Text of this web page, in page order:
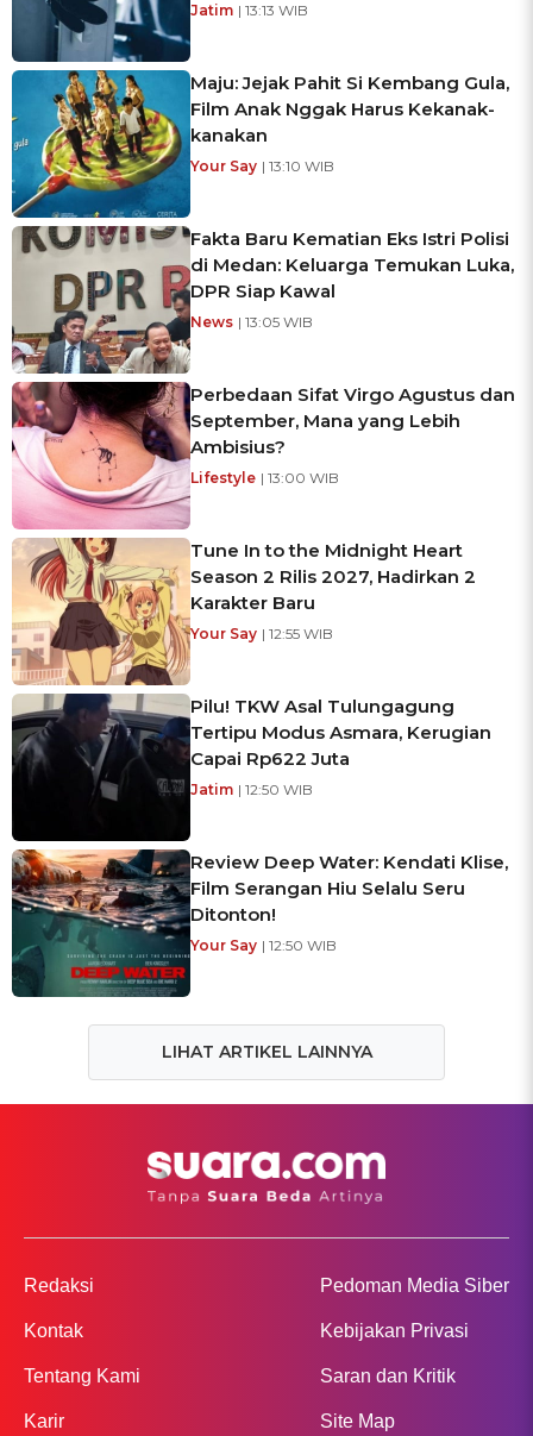
Jatim | 13:13 WIB
Maju: Jejak Pahit Si Kembang Gula,
Film Anak Nggak Harus Kekanak-
kanakan
Your Say | 13:10 WIB
Fakta Baru Kematian Eks Istri Polisi
di Medan: Keluarga Temukan Luka,
DPR Siap Kawal
News | 13:05 WIB
Perbedaan Sifat Virgo Agustus dan
September, Mana yang Lebih
Ambisius?
Lifestyle | 13:00 WIB
Tune In to the Midnight Heart
Season 2 Rilis 2027, Hadirkan 2
Karakter Baru
Your Say | 12:55 WIB
Pilu! TKW Asal Tulungagung
Tertipu Modus Asmara, Kerugian
Capai Rp622 Juta
Jatim | 12:50 WIB
Review Deep Water: Kendati Klise,
Film Serangan Hiu Selalu Seru
Ditonton!
Your Say | 12:50 WIB
LIHAT ARTIKEL LAINNYA
Redaksi
Kontak
Tentang Kami
Karir
Pedoman Media Siber
Kebijakan Privasi
Saran dan Kritik
Site Map